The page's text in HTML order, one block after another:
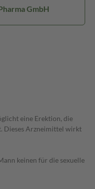
GmbH
eine Erektion, die
Dieses Arzneimittel wirkt
keinen für die sexuelle